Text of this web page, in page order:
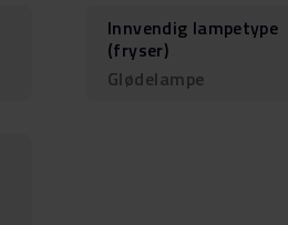
Innvendig lampetype
(fryser)
Glødelampe